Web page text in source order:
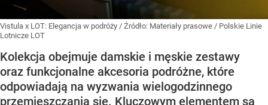
Vistula x LOT: Elegancja w podróży / Źródło: Materiały prasowe / Polskie Linie
Lotnicze LOT
Kolekcja obejmuje damskie i męskie zestawy
oraz funkcjonalne akcesoria podróżne, które
odpowiadają na wyzwania wielogodzinnego
przemieszczania się. Kluczowym elementem są